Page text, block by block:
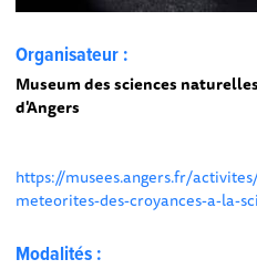
Organisateur :
Museum des sciences
d'Angers
https://musees.angers.fr/
meteorites-des-croyances-a-la-
Modalités :